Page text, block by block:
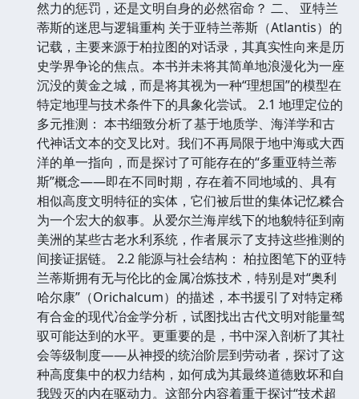
然力的惩罚，还是文明自身的必然宿命？ 二、 亚特兰
蒂斯的迷思与逻辑重构 关于亚特兰蒂斯（Atlantis）的
记载，主要来源于柏拉图的对话录，其真实性向来是历
史学界争论的焦点。本书并未将其简单地浪漫化为一座
沉没的黄金之城，而是将其视为一种“理想国”的模型在
特定地理与技术条件下的具象化尝试。 2.1 地理定位的
多元推测： 本书细致分析了基于地质学、海洋学和古
代神话文本的交叉比对。我们不再局限于地中海或大西
洋的单一指向，而是探讨了可能存在的“多重亚特兰蒂
斯”概念——即在不同时期，存在着不同地域的、具有
相似高度文明特征的实体，它们被后世的集体记忆糅合
为一个宏大的叙事。从爱尔兰海岸线下的地貌特征到南
美洲的某些古老水利系统，作者展示了支持这些推测的
间接证据链。 2.2 能源与社会结构： 柏拉图笔下的亚特
兰蒂斯拥有无与伦比的金属冶炼技术，特别是对“奥利
哈尔康”（Orichalcum）的描述，本书援引了对特定稀
有合金的现代冶金学分析，试图找出古代文明对能量驾
驭可能达到的水平。更重要的是，书中深入剖析了其社
会等级制度——从神授的统治阶层到劳动者，探讨了这
种高度集中的权力结构，如何成为其最终道德败坏和自
我毁灭的内在驱动力。这部分内容着重于探讨“技术超